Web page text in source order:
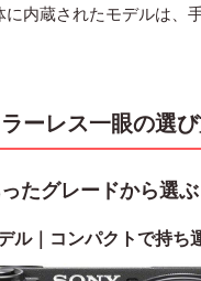
に内蔵されたモデルは、
ーレス一眼の選
たグレードから選ぶ
ル｜コンパクトで持ち